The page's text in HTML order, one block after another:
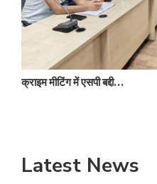
क्राइम मीटिंग में एसपी बद्दी…
Latest News